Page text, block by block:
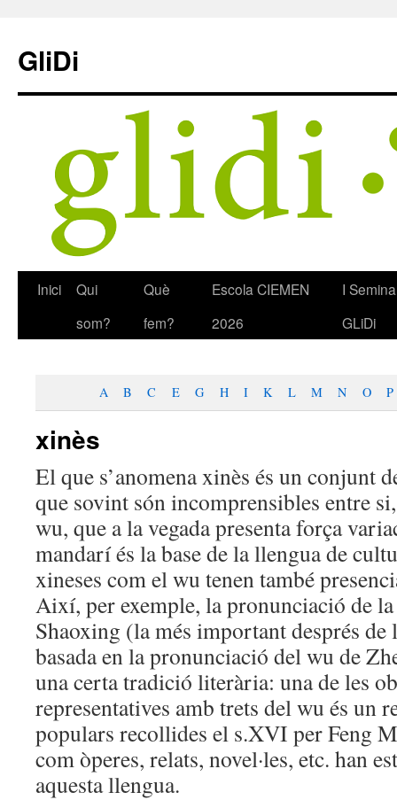
content
GliDi
Inici
Qui
som?
Què
fem?
Escola CIEMEN
2026
I
GLiDi
A B C E G H I K L M N O P
xinès
El que s’anomena xinès és un conjunt
que sovint són incomprensibles entre
wu, que a la vegada presenta força
mandarí és la base de la llengua de
xineses com el wu tenen també
Així, per exemple, la pronunciació de
Shaoxing (la més important després de
basada en la pronunciació del wu de
una certa tradició literària: una de les
representatives amb trets del wu és un
populars recollides el s.XVI per Feng
com òperes, relats, novel·les, etc. han
aquesta llengua.